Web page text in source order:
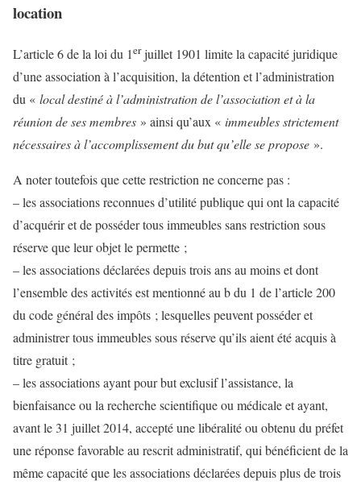
location
L’article 6 de la loi du 1erjuillet 1901 limite la capacité juridique
d’une association à l’acquisition, la détention et l’administration
du « local destiné à l’administration de l’association et à la
réunion de ses membres » ainsi qu’aux « immeubles strictement
nécessaires à l’accomplissement du but qu’elle se propose ».
A noter toutefois que cette restriction ne concerne pas :
– les associations reconnues d’utilité publique qui ont la capacité
d’acquérir et de posséder tous immeubles sans restriction sous
réserve que leur objet le permette ;
– les associations déclarées depuis trois ans au moins et dont
l’ensemble des activités est mentionné au b du 1 de l’article 200
du code général des impôts ; lesquelles peuvent posséder et
administrer tous immeubles sous réserve qu’ils aient été acquis à
titre gratuit ;
– les associations ayant pour but exclusif l’assistance, la
bienfaisance ou la recherche scientifique ou médicale et ayant,
avant le 31 juillet 2014, accepté une libéralité ou obtenu du préfet
une réponse favorable au rescrit administratif, qui bénéficient de la
même capacité que les associations déclarées depuis plus de trois